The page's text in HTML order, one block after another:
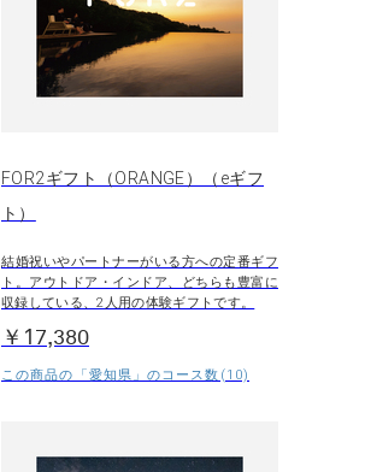
FOR2ギフト（ORANGE）（eギフ
ト）
結婚祝いやパートナーがいる方への定番ギフ
ト。アウトドア・インドア、どちらも豊富に
収録している、2人用の体験ギフトです。
￥17,380
この商品の「愛知県」のコース数(10)